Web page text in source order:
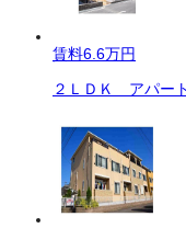
賃料6.6万円
２ＬＤＫ アパー